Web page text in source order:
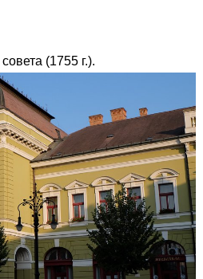
(1755 г.).